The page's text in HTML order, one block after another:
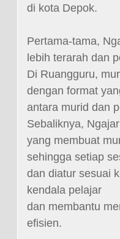
di kota Depok.
Pertama-tama,
lebih terarah dan
Di Ruangguru,
dengan format
antara murid dan
Sebaliknya,
yang membuat
sehingga setiap
dan diatur sesuai
kendala pelajar
dan membantu
efisien.